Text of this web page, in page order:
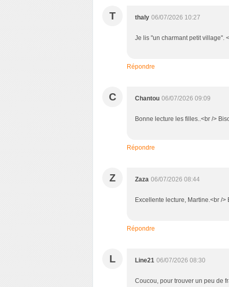
T thaly 06/07/2026 10:27
Je lis "un charmant petit village".
Répondre
C Chantou 06/07/2026 09:09
Bonne lecture les filles..<br />
Répondre
Z Zaza 06/07/2026 08:44
Excellente lecture, Martine.<br /
Répondre
L Line21 06/07/2026 08:30
Coucou, pour trouver un peu de